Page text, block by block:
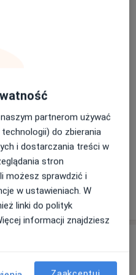
(pierwsza wizyta)
ceny?
3 Adres 4
partnerom używać
do zbierania
i dostarczania treści w
stron
możesz sprawdzić i
w ustawieniach. W
linki do polityk
informacji znajdziesz